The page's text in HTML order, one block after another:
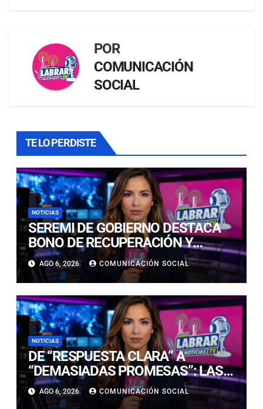
POR
COMUNICACIÓN
SOCIAL
TE LO PERDISTE
NOTICIAS
SEREMI DE GOBIERNO DESTACA
BONO DE RECUPERACIÓN Y
MANTIENE DESPLIEGUE DE AYUDA
EN ATACAMA
AGO 6, 2026 COMUNICACIÓN SOCIAL
NOTICIAS
DE “RESPUESTA CLARA” A
“DEMASIADAS PROMESAS”: LAS
REACCIONES PARLAMENTARIAS
AL PLAN DE SEGURIDAD DE KAST
AGO 6, 2026 COMUNICACIÓN SOCIAL